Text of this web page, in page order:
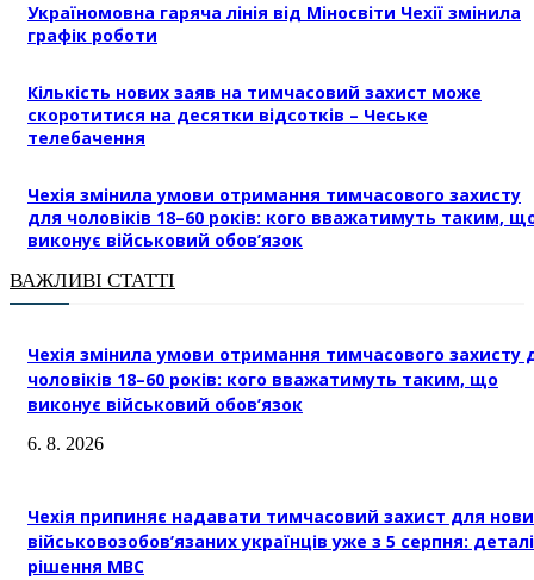
Україномовна гаряча лінія від Міносвіти Чехії змінила
графік роботи
Кількість нових заяв на тимчасовий захист може
скоротитися на десятки відсотків – Чеське
телебачення
Чехія змінила умови отримання тимчасового захисту
для чоловіків 18–60 років: кого вважатимуть таким,
виконує військовий обов’язок
ВАЖЛИВІ СТАТТІ
Чехія змінила умови отримання тимчасового захисту
чоловіків 18–60 років: кого вважатимуть таким, що
виконує військовий обов’язок
6. 8. 2026
Чехія припиняє надавати тимчасовий захист для
військовозобов’язаних українців уже з 5 серпня: деталі
рішення МВС